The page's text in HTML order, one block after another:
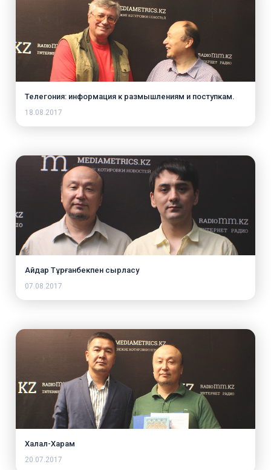
Телегония: информация к размышлениям и поступкам.
18.08.2017
Айдар Тұрғанбекпен сырласу
07.08.2017
Халал-Харам
20.07.2017